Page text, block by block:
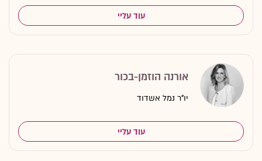
עוד עליי
אורנה הוזמן-בכור
יו"ר נמל אשדוד
עוד עליי